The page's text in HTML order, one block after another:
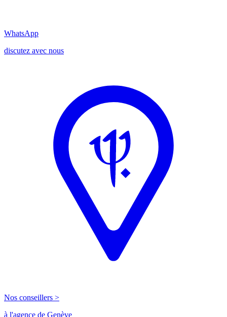
WhatsApp
discutez avec nous
Nos conseillers >
à l'agence de Genève